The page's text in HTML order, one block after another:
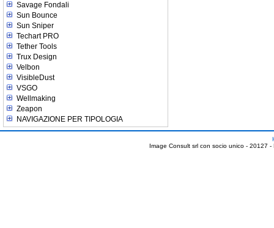
Savage Fondali
Sun Bounce
Sun Sniper
Techart PRO
Tether Tools
Trux Design
Velbon
VisibleDust
VSGO
Wellmaking
Zeapon
NAVIGAZIONE PER TIPOLOGIA
Image Consult srl con socio unico - 20127